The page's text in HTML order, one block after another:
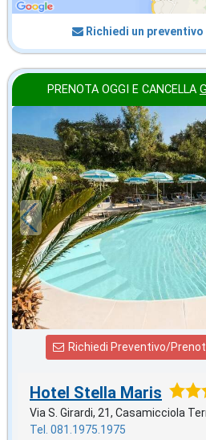
Richiedi un
PRENOTA OGGI E CANCELLA
agosto
in offerta da
€82,71
a notte
Richiedi Preventivo/
Hotel Stella Maris
Via S. Girardi, 21, Casamicciola
Tel. 081.1975.1975